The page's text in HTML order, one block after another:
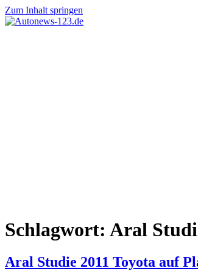
Zum Inhalt springen
Schlagwort: Aral
Aral Studie 2011 Toyota auf